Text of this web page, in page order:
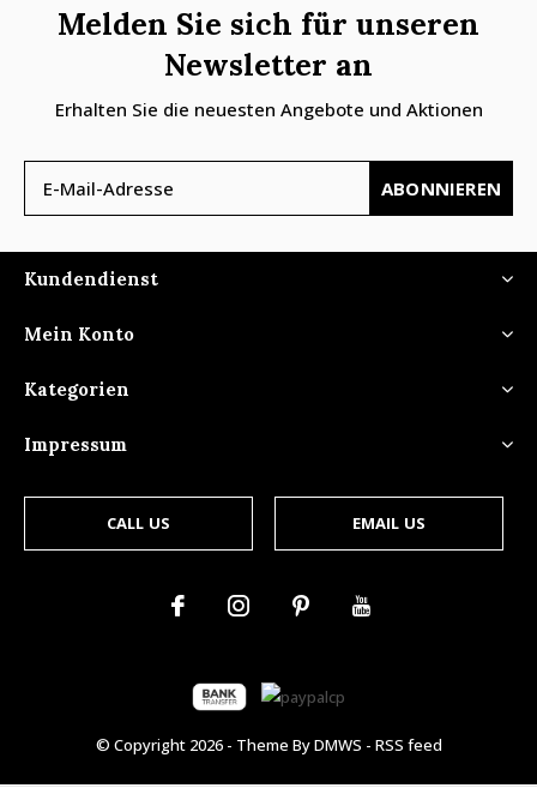
Melden Sie sich für unseren
Newsletter an
Erhalten Sie die neuesten Angebote und Aktionen
ABONNIEREN
Kundendienst
Mein Konto
Kategorien
Impressum
CALL US EMAIL US
© Copyright 2026- Theme ByDMWS - RSS feed